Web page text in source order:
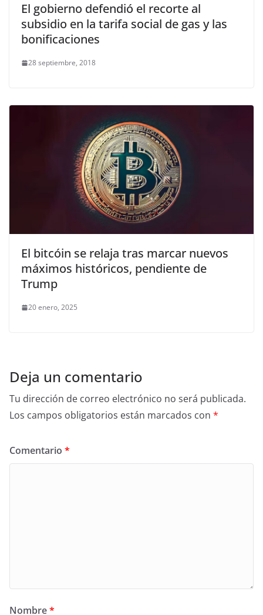
El gobierno defendió el recorte al
subsidio en la tarifa social de gas y las
bonificaciones
28 septiembre, 2018
El bitcóin se relaja tras marcar nuevos
máximos históricos, pendiente de
Trump
20 enero, 2025
Deja un comentario
Tu dirección de correo electrónico no será publicada.
Los campos obligatorios están marcados con *
Comentario *
Nombre*